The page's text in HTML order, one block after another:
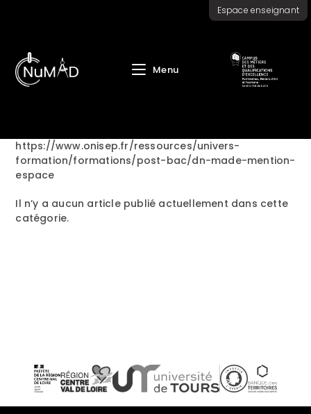
Menu
Espace enseignant
https://www.onisep.fr/ressources/univers-
formation/formations/post-bac/dn-made-mention-
espace
Il n’y a aucun article publié actuellement dans cette
catégorie.